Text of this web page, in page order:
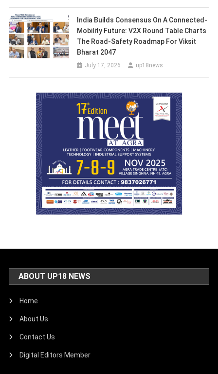
India Builds Consensus On A Connected-
Mobility Future: V2X Round Table Charts
The Road-Safety Roadmap For Viksit
Bharat 2047
July 17, 2026 up18news
ABOUT UP18 NEWS
Home
About Us
Contact Us
Digital Editors Member